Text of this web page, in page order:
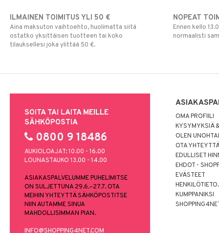
ILMAINEN TOIMITUS YLI 50 €
Aina maksuton vaihtoehto, huolimatta siitä
ostatko yksittäisen tuotteen tai koko
tilauksellesi joka ylittää 50 €.
NOPEAT
Ennen kello
normaalisti
SOITA TAI LAITA MEILLE
SÄHKÖPOSTIA
0800 9 18486
AUKIOLOAJAT: 10.00 - 16.00
LOUNASTAUKO 13.00 - 14.00
ASIAKASPALVELUMME PUHELIMITSE
ON SULJETTUNA 29.6.–27.7. OTA
MEIHIN YHTEYTTÄ SÄHKÖPOSTITSE
NIIN AUTAMME SINUA
MAHDOLLISIMMAN PIAN.
INFO@SHOPPING4NET.COM
OMA PROFIILI
KYSYMYKSIÄ
OLEN
OTA
EDULLISET
EHDOT -
EVÄSTEET
KUMPPANIKSI